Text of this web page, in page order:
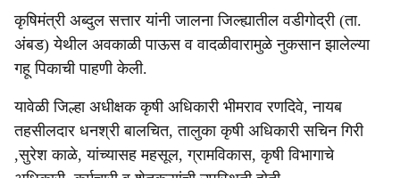
कृषिमंत्री अब्दुल सत्तार यांनी जालना जिल्ह्यातील वडीगोद्री (ता.
अंबड) येथील अवकाळी पाऊस व वादळीवारामुळे नुकसान झालेल्या
गहू पिकाची पाहणी केली.
यावेळी जिल्हा अधीक्षक कृषी अधिकारी भीमराव रणदिवे, नायब
तहसीलदार धनश्री बालचित, तालुका कृषी अधिकारी सचिन गिरी
,सुरेश काळे, यांच्यासह महसूल, ग्रामविकास, कृषी विभागाचे